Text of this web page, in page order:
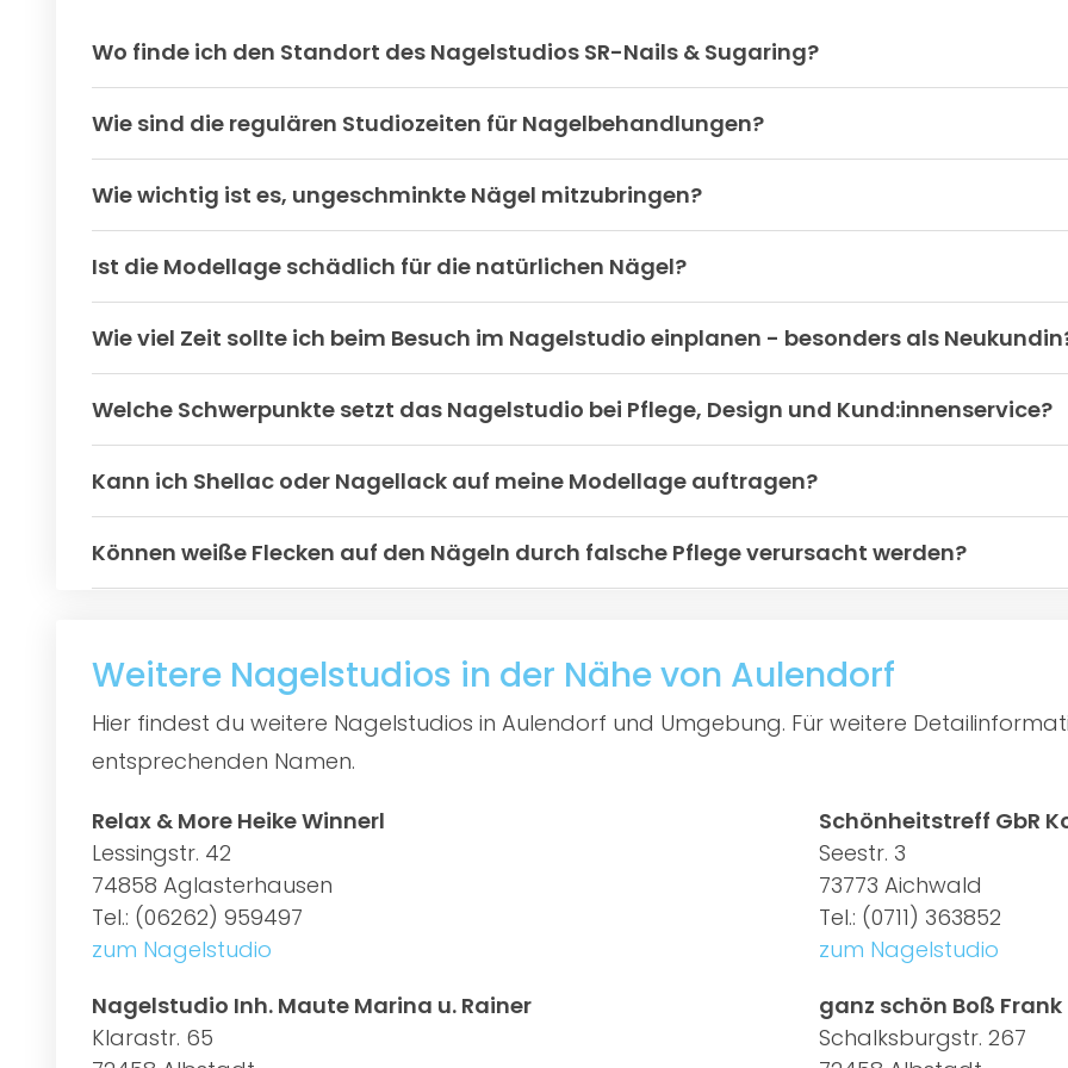
Wo finde ich den Standort des Nagelstudios SR-Nails & Sugaring?
Wie sind die regulären Studiozeiten für Nagelbehandlungen?
Wie wichtig ist es, ungeschminkte Nägel mitzubringen?
Ist die Modellage schädlich für die natürlichen Nägel?
Wie viel Zeit sollte ich beim Besuch im Nagelstudio einplanen - besonders als
Welche Schwerpunkte setzt das Nagelstudio bei Pflege, Design und Kund:innenservice?
Kann ich Shellac oder Nagellack auf meine Modellage auftragen?
Können weiße Flecken auf den Nägeln durch falsche Pflege verursacht werden?
Weitere Nagelstudios in der Nähe von Aulendorf
Hier findest du weitere Nagelstudios in Aulendorf und Umgebung. Für weitere
entsprechenden Namen.
Relax & More Heike Winnerl
Lessingstr. 42
74858 Aglasterhausen
Tel.: (06262) 959497
zum Nagelstudio
Schönheitstreff GbR
Seestr. 3
73773 Aichwald
Tel.: (0711) 363852
zum Nagelstudio
Nagelstudio Inh. Maute Marina u. Rainer
Klarastr. 65
ganz schön Boß Frank
Schalksburgstr. 267